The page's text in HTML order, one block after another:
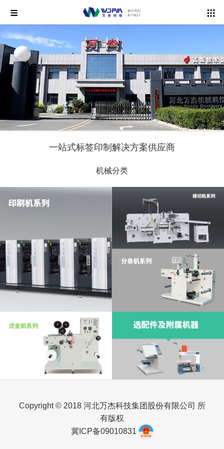
一站式标签印制解决方案供应商
机械分类
Copyright © 2018 河北万杰科技集团股份有限公司 所
有版权
冀ICP备09010831